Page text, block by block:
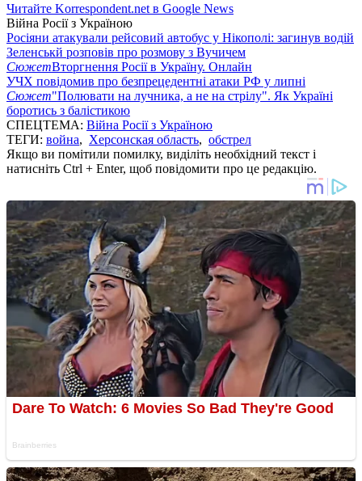
Читайте Korrespondent.net в Google News
Війна Росії з Україною
Росіяни атакували рейсовий автобус у Нікополі: загинув водій
Зеленськй розповів про розмову з Вучичем
СюжетВторгнення Росії в Україну. Онлайн
УЧХ повідомив про безпрецедентні атаки РФ у липні
Сюжет"Полювати на лучника, а не на стрілу". Як Україні
боротись з балістикою
СПЕЦТЕМА: Війна Росії з Україною
ТЕГИ: война, Херсонская область, обстрел
Якщо ви помітили помилку, виділіть необхідний текст і
натисніть Ctrl + Enter, щоб повідомити про це редакцію.